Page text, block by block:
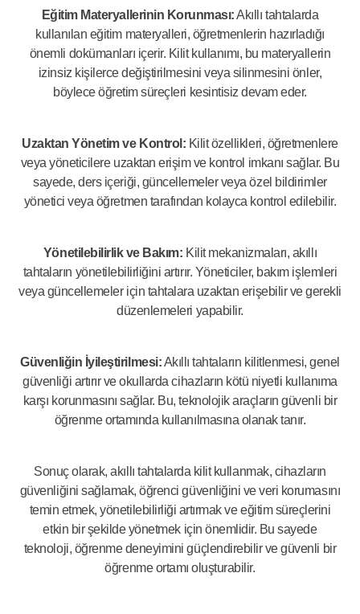
Eğitim Materyallerinin Korunması:Akıllı tahtalarda
kullanılan eğitim materyalleri, öğretmenlerin hazırladığı
önemli dokümanları içerir. Kilit kullanımı, bu materyallerin
izinsiz kişilerce değiştirilmesini veya silinmesini önler,
böylece öğretim süreçleri kesintisiz devam eder.
Uzaktan Yönetim ve Kontrol: Kilit özellikleri, öğretmenlere
veya yöneticilere uzaktan erişim ve kontrol imkanı sağlar. Bu
sayede, ders içeriği, güncellemeler veya özel bildirimler
yönetici veya öğretmen tarafından kolayca kontrol edilebilir.
Yönetilebilirlik ve Bakım: Kilit mekanizmaları, akıllı
tahtaların yönetilebilirliğini artırır. Yöneticiler, bakım işlemleri
veya güncellemeler için tahtalara uzaktan erişebilir ve gerekli
düzenlemeleri yapabilir.
Güvenliğin İyileştirilmesi:Akıllı tahtaların kilitlenmesi, genel
güvenliği artırır ve okullarda cihazların kötü niyetli kullanıma
karşı korunmasını sağlar. Bu, teknolojik araçların güvenli bir
öğrenme ortamında kullanılmasına olanak tanır.
Sonuç olarak, akıllı tahtalarda kilit kullanmak, cihazların
güvenliğini sağlamak, öğrenci güvenliğini ve veri korumasını
temin etmek, yönetilebilirliği artırmak ve eğitim süreçlerini
etkin bir şekilde yönetmek için önemlidir. Bu sayede
teknoloji, öğrenme deneyimini güçlendirebilir ve güvenli bir
öğrenme ortamı oluşturabilir.